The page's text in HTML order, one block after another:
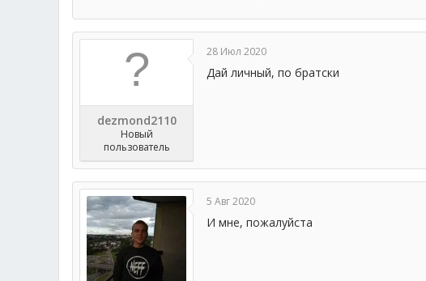
dezmond2110
Новый
пользователь
28 Июл 2020
Дай личный, по братски
5 Авг 2020
И мне, пожалуйста